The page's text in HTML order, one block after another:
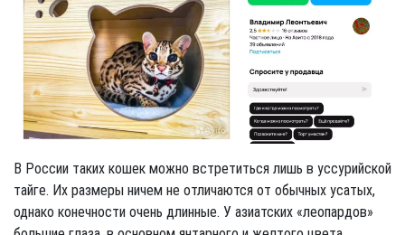
В России таких кошек можно встретиться лишь в уссурийской
тайге. Их размеры ничем не отличаются от обычных усатых,
однако конечности очень длинные. У азиатских «леопардов»